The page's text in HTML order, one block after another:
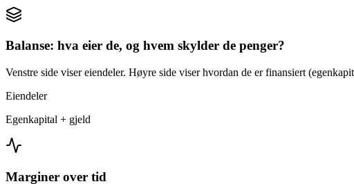
Balanse: hva eier de, og hvem skylder de penger?
Venstre side viser eiendeler. Høyre side viser hvordan de er finansiert
Eiendeler
Egenkapital + gjeld
Marginer over tid